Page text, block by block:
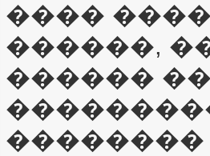
����
������,
������
��������